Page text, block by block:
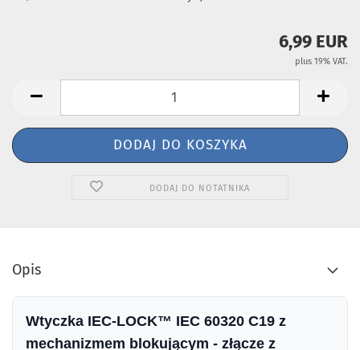
6,99 EUR
plus 19% VAT.
DODAJ DO NOTATNIKA
Opis
Wtyczka IEC-LOCK™ IEC 60320 C19 z
mechanizmem blokującym - złącze z